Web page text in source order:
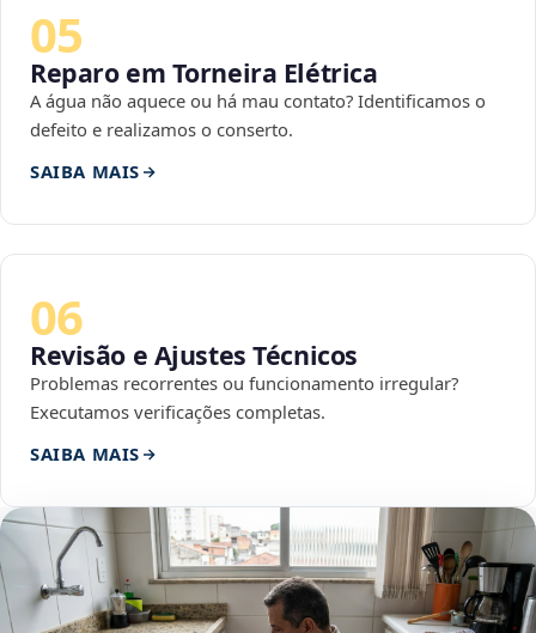
05
Reparo em Torneira Elétrica
A água não aquece ou há mau contato? Identificamos o
defeito e realizamos o conserto.
SAIBA MAIS
06
Revisão e Ajustes Técnicos
Problemas recorrentes ou funcionamento irregular?
Executamos verificações completas.
SAIBA MAIS